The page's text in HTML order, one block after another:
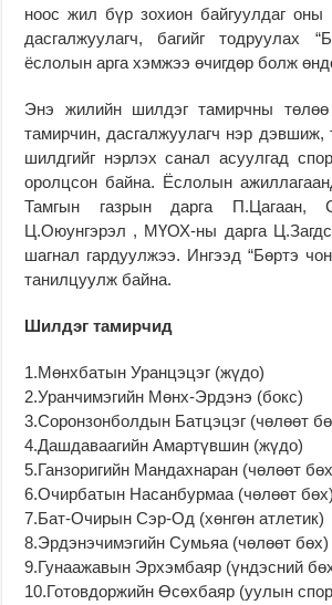
ноос жил бүр зохион байгуулдаг оны
дасгалжуулагч, багийг тодруулах
ёслолын арга хэмжээ өчигдөр болж
Энэ жилийн шилдэг тамирчны
тамирчин, дасгалжуулагч нэр дэвшиж,
шилдгийг нэрлэх санал асуулгад
оролцсон байна. Ёслолын
Тамгын газрын дарга
Ц.Оюунгэрэл , МҮОХ-ны дарга
шагнал гардуулжээ. Ингээд “Бөртэ
танилцуулж байна.
Шилдэг тамирчид
1.Мөнхбатын Уранцэцэг
2.Уранчимэгийн Мөнх-Эрдэнэ
3.Соронзонболдын Батцэцэг
4.Дашдаваагийн Амартүвшин
5.Ганзоригийн Мандахнаран
6.Очирбатын Насанбурмаа (чөлөөт
7.Бат-Очирын Сэр-Од (хөнгөн атлетик)
8.Эрдэнэчимэгийн Сумьяа
9.Гунаажавын Эрхэмбаяр
10.Готовдоржийн Өсөхбаяр (уулын